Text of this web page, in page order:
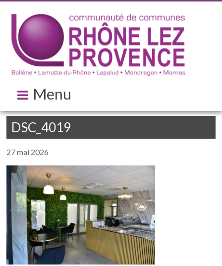
Menu
DSC_4019
27 mai 2026